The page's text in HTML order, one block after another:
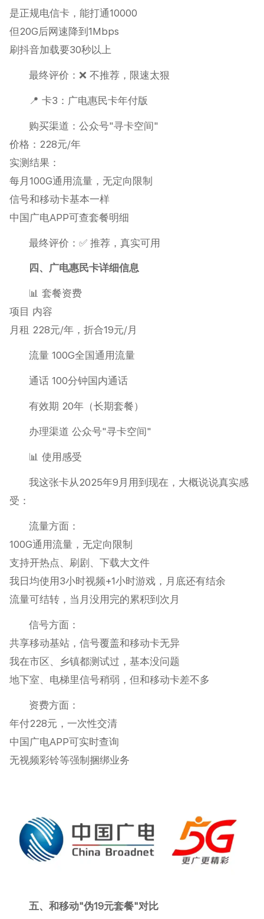
是正规电信卡，能打通10000
但20G后网速降到1Mbps
刷抖音加载要30秒以上
最终评价：❌ 不推荐，限速太狠
📍 卡3：广电惠民卡年付版
购买渠道：公众号"寻卡空间"
价格：228元/年
实测结果：
每月100G通用流量，无定向限制
信号和移动卡基本一样
中国广电APP可查套餐明细
最终评价：✅ 推荐，真实可用
四、广电惠民卡详细信息
📊 套餐资费
项目 内容
月租 228元/年，折合19元/月
流量 100G全国通用流量
通话 100分钟国内通话
有效期 20年（长期套餐）
办理渠道 公众号"寻卡空间"
📊 使用感受
我这张卡从2025年9月用到现在，大概说说真实感
受：
流量方面：
100G通用流量，无定向限制
支持开热点、刷剧、下载大文件
我日均使用3小时视频+1小时游戏，月底还有结余
流量可结转，当月没用完的累积到次月
信号方面：
共享移动基站，信号覆盖和移动卡无异
我在市区、乡镇都测试过，基本没问题
地下室、电梯里信号稍弱，但和移动卡差不多
资费方面：
年付228元，一次性交清
中国广电APP可实时查询
无视频彩铃等强制捆绑业务
五、和移动"伪19元套餐"对比